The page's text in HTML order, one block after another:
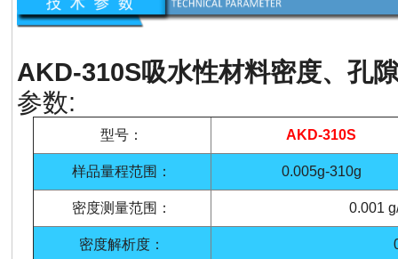
AKD-310S吸水性材料密度、孔
参数:
型号： AKD-310S
样品量程范围： 0.005g-310g
密度测量范围： 0.001
密度解析度：